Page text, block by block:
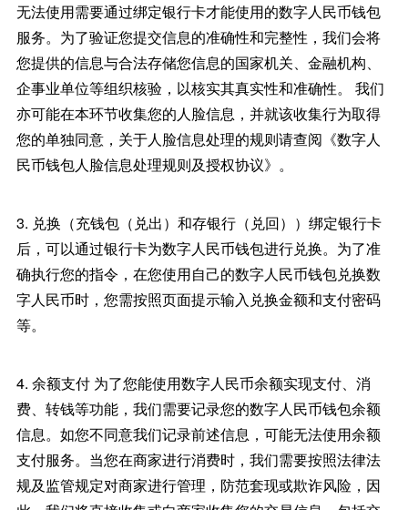
无法使用需要通过绑定银行卡才能使用的数字人民币钱包
服务。为了验证您提交信息的准确性和完整性，我们会将
您提供的信息与合法存储您信息的国家机关、金融机构、
企事业单位等组织核验，以核实其真实性和准确性。 我们
亦可能在本环节收集您的人脸信息，并就该收集行为取得
您的单独同意，关于人脸信息处理的规则请查阅《数字人
民币钱包人脸信息处理规则及授权协议》。
3. 兑换（充钱包（兑出）和存银行（兑回））绑定银行卡
后，可以通过银行卡为数字人民币钱包进行兑换。为了准
确执行您的指令，在您使用自己的数字人民币钱包兑换数
字人民币时，您需按照页面提示输入兑换金额和支付密码
等。
4. 余额支付 为了您能使用数字人民币余额实现支付、消
费、转钱等功能，我们需要记录您的数字人民币钱包余额
信息。如您不同意我们记录前述信息，可能无法使用余额
支付服务。当您在商家进行消费时，我们需要按照法律法
规及监管规定对商家进行管理，防范套现或欺诈风险，因